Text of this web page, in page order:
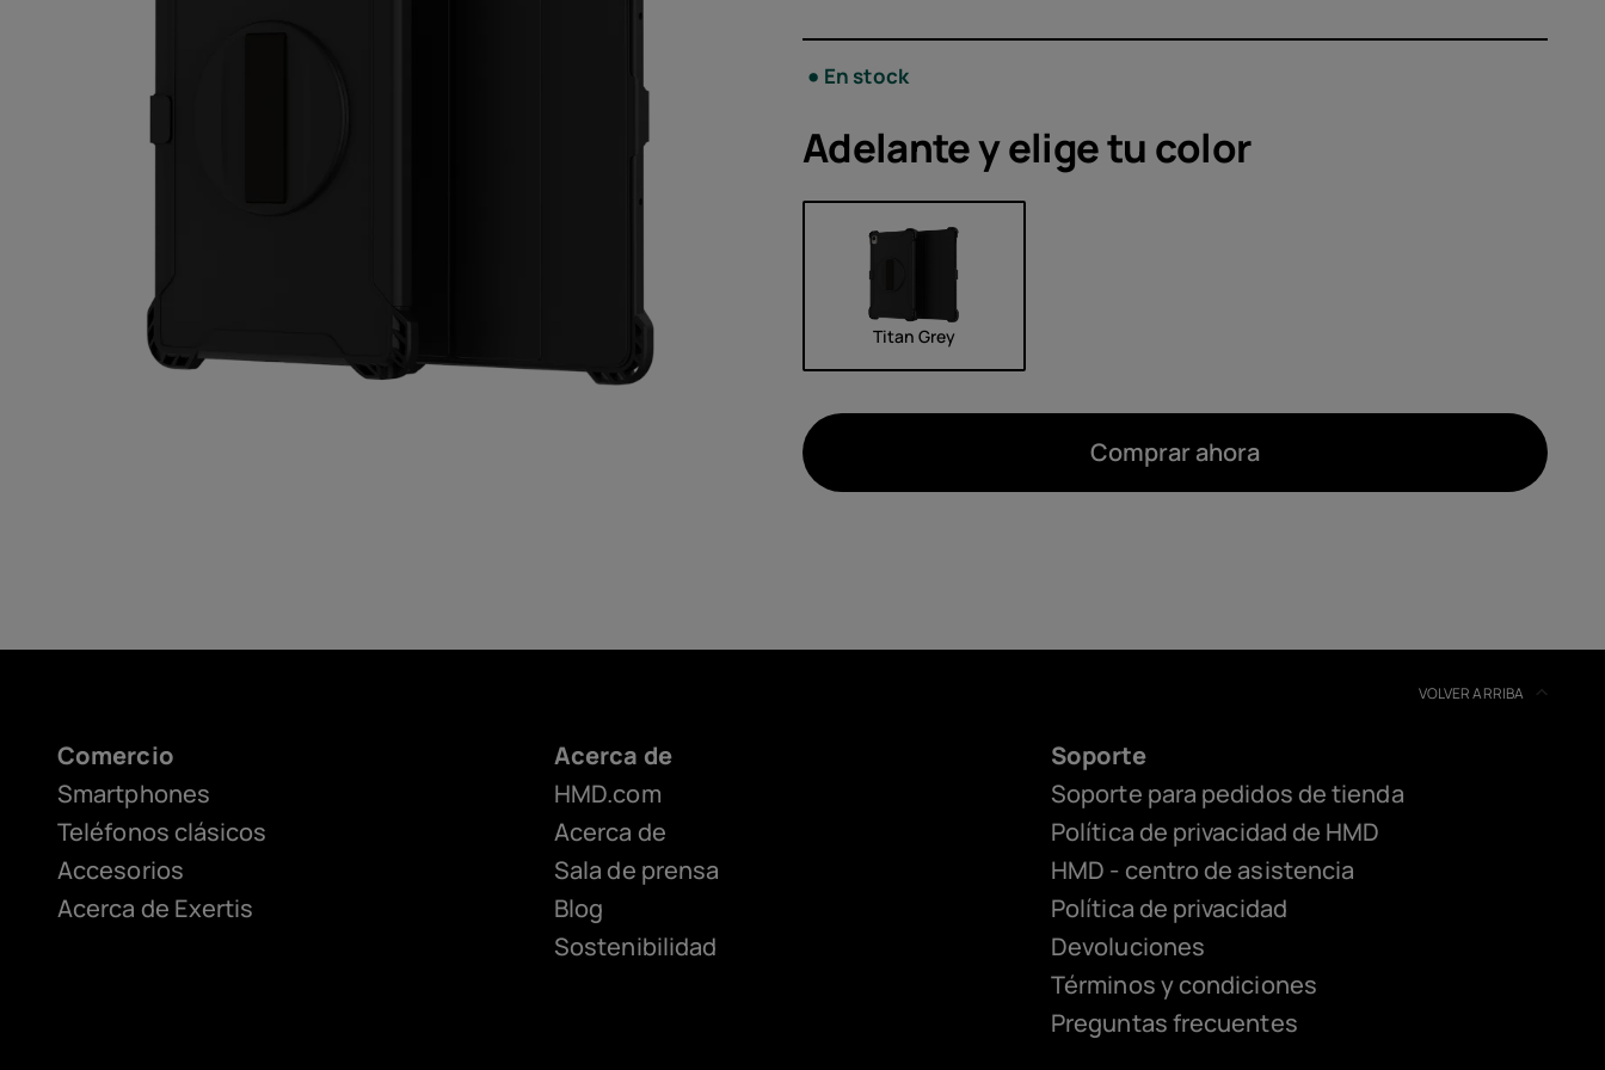
Ofertas
En stock
Adelante y elige tu color
Titan Grey
Comprar ahora
VOLVER ARRIBA
Comercio
Smartphones
Teléfonos clásicos
Accesorios
Acerca de Exertis
Acerca de
HMD.com
Acerca de
Sala de prensa
Blog
Sostenibilidad
Soporte
Soporte para pedidos de tienda
Política de privacidad de HMD
HMD - centro de asistencia
Política de privacidad
Devoluciones
Términos y condiciones
Preguntas frecuentes